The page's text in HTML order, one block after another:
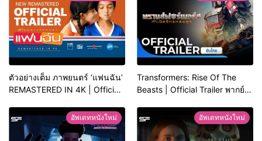
ตัวอย่างเต็ม ภาพยนตร์ ‘แฟนฉัน’
REMASTERED IN 4K | Official
Transformers: Rise Of The
Beasts | Official Trailer พากย์
อัพเดทหนังใหม่ อัพเดทหนังใหม่